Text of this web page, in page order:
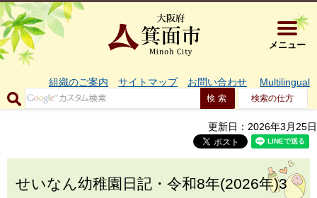
大阪府箕
メニュー
組織のご案内 サイトマップ お問い合わせ Multilingual
検索の仕方
更新日：2026年3月25日
せいなん幼稚園日記・令和8年(2026年)3